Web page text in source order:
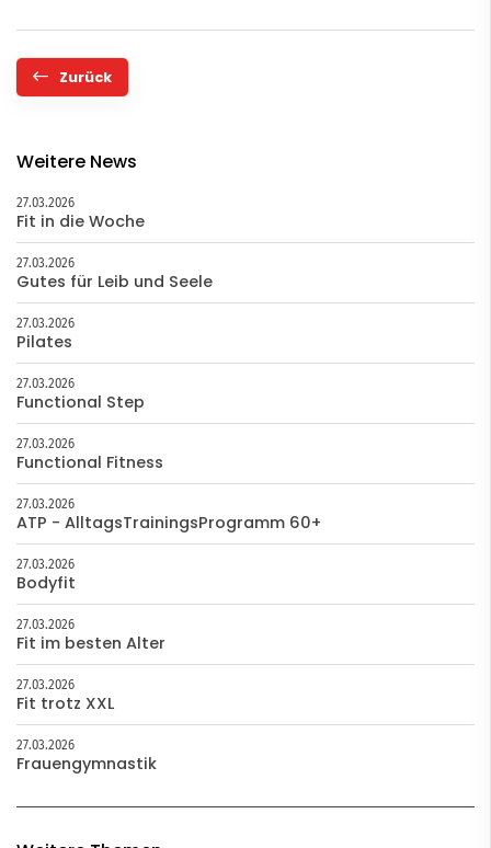
Zurück
Weitere News
27.03.2026
Fit in die Woche
27.03.2026
Gutes für Leib und Seele
27.03.2026
Pilates
27.03.2026
Functional Step
27.03.2026
Functional Fitness
27.03.2026
ATP - AlltagsTrainingsProgramm 60+
27.03.2026
Bodyfit
27.03.2026
Fit im besten Alter
27.03.2026
Fit trotz XXL
27.03.2026
Frauengymnastik